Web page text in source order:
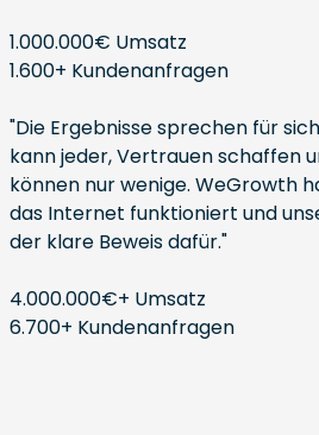
1.000.000€ Umsatz
1.600+ Kundenanfragen
"Die Ergebnisse sprechen für
kann jeder, Vertrauen schaffen
können nur wenige. WeGrowth
das Internet funktioniert und
der klare Beweis dafür."
4.000.000€+ Umsatz
6.700+ Kundenanfragen